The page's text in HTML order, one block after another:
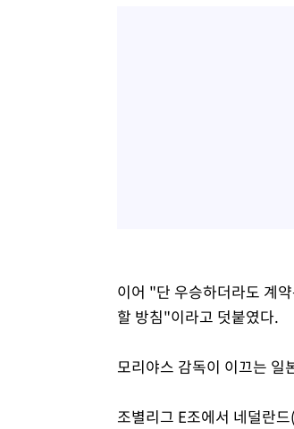
이어 "단 우승하더라도 계
할 방침"이라고 덧붙였다.
모리야스 감독이 이끄는 일
조별리그 E조에서 네덜란